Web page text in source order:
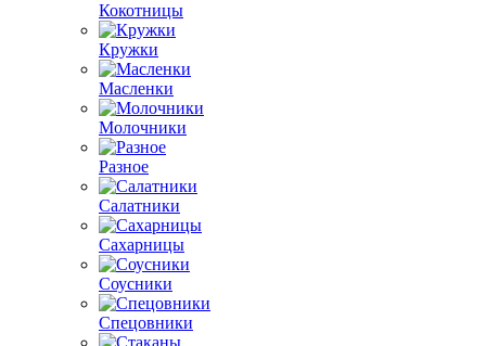
Кокотницы
Кружки
Масленки
Молочники
Разное
Салатники
Сахарницы
Соусники
Спецовники